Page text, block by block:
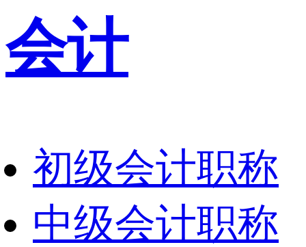
会计
初级会计职称
中级会计职称